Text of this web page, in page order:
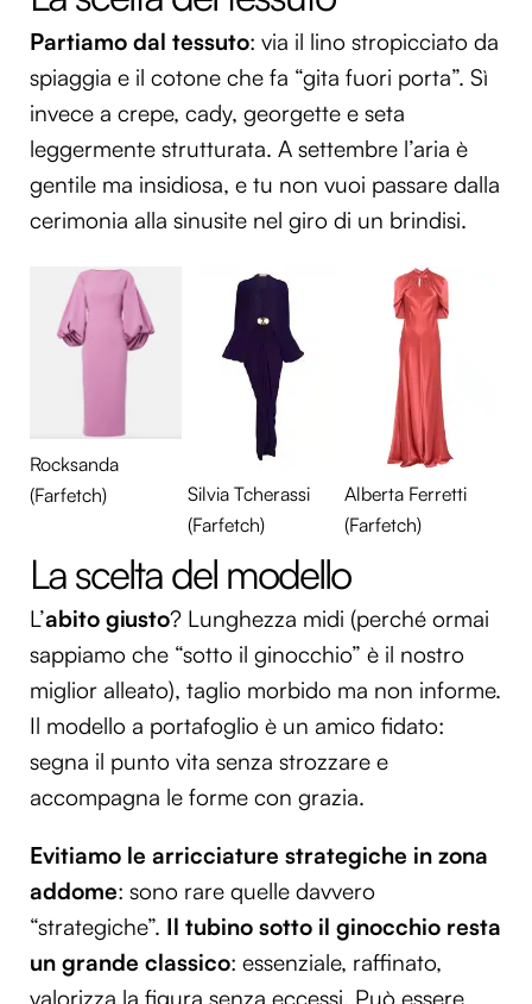
Partiamo dal tessuto: via il lino stropicciato da
spiaggia e il cotone che fa “gita fuori porta”. Sì
invece a crepe, cady, georgette e seta
leggermente strutturata. A settembre l’aria è
gentile ma insidiosa, e tu non vuoi passare dalla
cerimonia alla sinusite nel giro di un brindisi.
Rocksanda
(Farfetch)
Silvia Tcherassi
(Farfetch)
Alberta Ferretti
(Farfetch)
La scelta del modello
L’abito giusto? Lunghezza midi (perché ormai
sappiamo che “sotto il ginocchio” è il nostro
miglior alleato), taglio morbido ma non informe.
Il modello a portafoglio è un amico fidato:
segna il punto vita senza strozzare e
accompagna le forme con grazia.
Evitiamo le arricciature strategiche in zona
addome: sono rare quelle davvero
“strategiche”. Il tubino sotto il ginocchio resta
un grande classico: essenziale, raffinato,